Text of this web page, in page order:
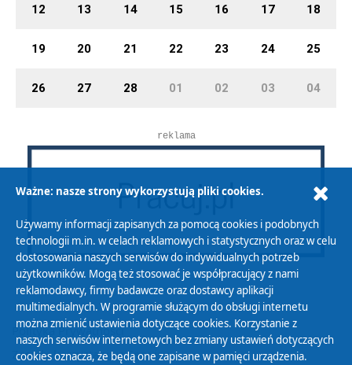
12 13 14 15 16 17 18
19 20 21 22 23 24 25
26 27 28 01 02 03 04
reklama
Polityka Prywatności
Zasady korzystania z Serwisu
Ważne: nasze strony wykorzystują pliki cookies.
Używamy informacji zapisanych za pomocą cookies i podobnych
technologii m.in. w celach reklamowych i statystycznych oraz w celu
dostosowania naszych serwisów do indywidualnych potrzeb
użytkowników. Mogą też stosować je współpracujący z nami
reklamodawcy, firmy badawcze oraz dostawcy aplikacji
multimedialnych. W programie służącym do obsługi internetu
można zmienić ustawienia dotyczące cookies. Korzystanie z
naszych serwisów internetowych bez zmiany ustawień dotyczących
cookies oznacza, że będą one zapisane w pamięci urządzenia.